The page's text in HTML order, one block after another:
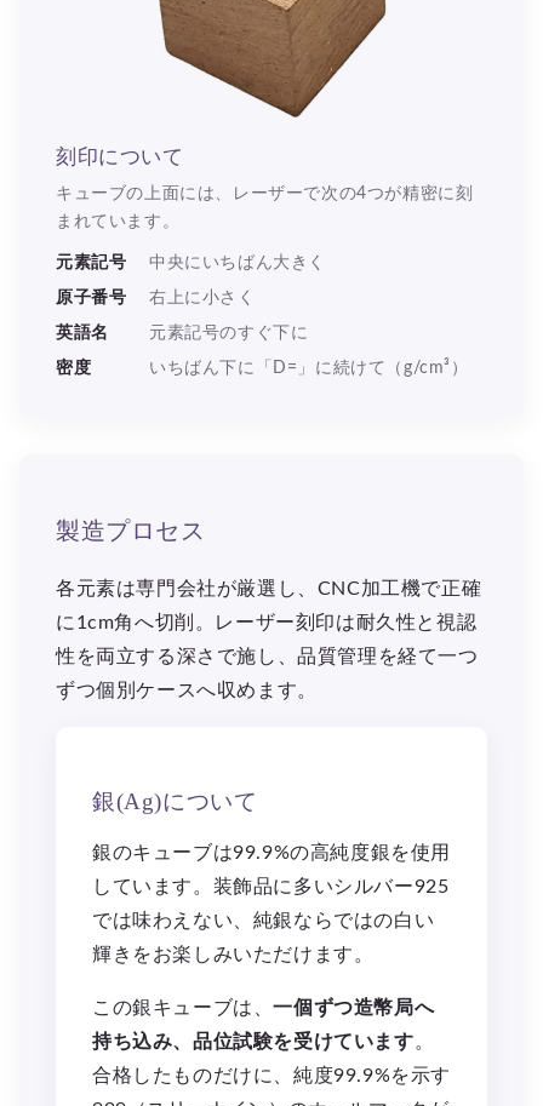
刻印について
キューブの上面には、レーザーで次の4つが精密に刻
まれています。
元素記号 中央にいちばん大きく
原子番号 右上に小さく
英語名 元素記号のすぐ下に
密度 いちばん下に「D=」に続けて（g/cm³）
製造プロセス
各元素は専門会社が厳選し、CNC加工機で正確
に1cm角へ切削。レーザー刻印は耐久性と視認
性を両立する深さで施し、品質管理を経て一つ
ずつ個別ケースへ収めます。
銀(Ag)について
銀のキューブは99.9%の高純度銀を使用
しています。装飾品に多いシルバー925
では味わえない、純銀ならではの白い
輝きをお楽しみいただけます。
この銀キューブは、一個ずつ造幣局へ
持ち込み、品位試験を受けています。
合格したものだけに、純度99.9%を示す